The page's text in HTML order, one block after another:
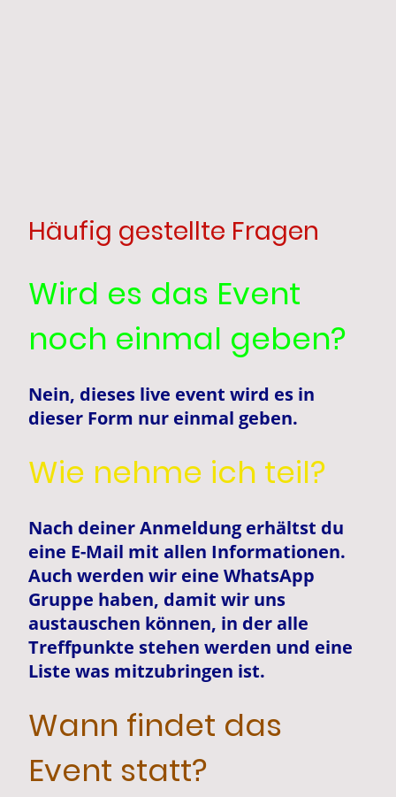
Häufig gestellte Fragen
Wird es das Event
noch einmal geben?
Nein, dieses live event wird es in
dieser Form nur einmal geben.
Wie nehme ich teil?
Nach deiner Anmeldung erhältst du
eine E-Mail mit allen Informationen.
Auch werden wir eine WhatsApp
Gruppe haben, damit wir uns
austauschen können, in der alle
Treffpunkte stehen werden und eine
Liste was mitzubringen ist.
Wann findet das
Event statt?